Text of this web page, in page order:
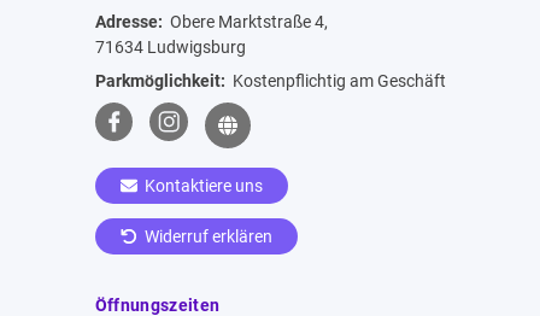
Adresse: Obere Marktstraße 4,
71634 Ludwigsburg
Parkmöglichkeit: Kostenpflichtig am Geschäft
Kontaktiere uns
Widerruf erklären
Öffnungszeiten